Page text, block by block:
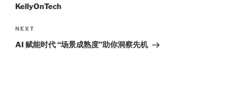
KellyOnTech
Next
Post
NEXT
AI 赋能时代 “场景成熟度”助你洞察先机